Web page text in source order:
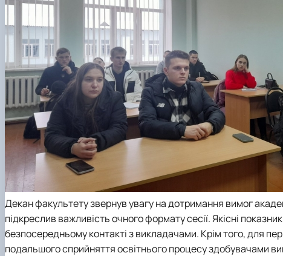
Декан факультету звернув увагу на дотримання вимог
підкреслив важливість очного формату сесії. Якісні
безпосередньому контакті з викладачами. Крім того, для
подальшого сприйняття освітнього процесу здобувачами